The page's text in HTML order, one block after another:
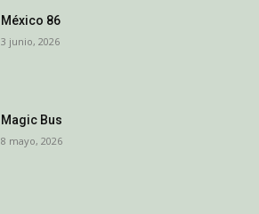
México 86
3 junio, 2026
Magic Bus
8 mayo, 2026